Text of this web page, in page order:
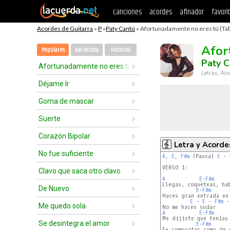
canciones acordes afinador
Acordes de Guitarra » P »Paty Cantú » Afortunadamente no eres tú
Populares del Artista Historial
Afortunadamente no eres tú
Déjame Ir
Goma de mascar
Suerte
Corazón Bipolar
No fue suficiente
Clavo que saca otro clavo
De Nuevo
Me quedo sola
Se desintegra el amor
Paty
Letras,
Letra y
A, E, F#m (Pausa) E -
VERSO 1:
A
E-F#m
Llegas, coqueteas,
E-F#m
Haces gran entrada
E - E - F#m -
A
E-F#m
Me dijiste que tenías
E-F#m